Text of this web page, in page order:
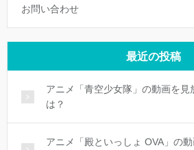
お問い合わせ
最近の投稿
アニメ「青空少女隊」の動画を
は？
アニメ「殿といっしょ OVA」の